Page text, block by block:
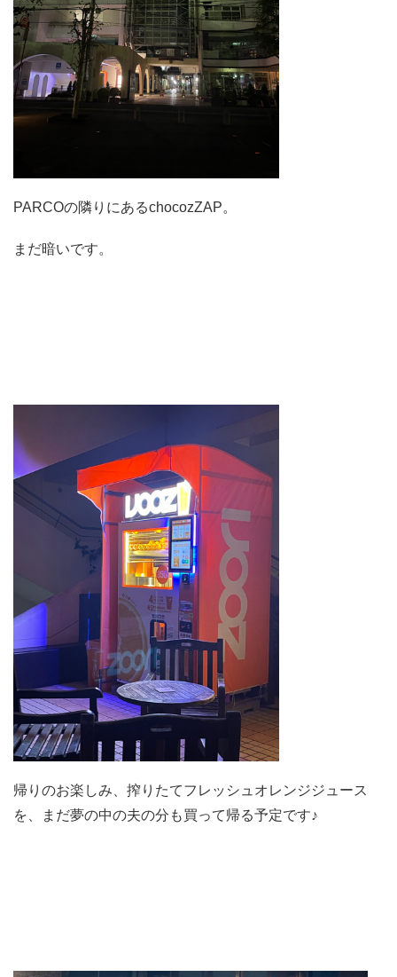
PARCOの隣りにあるchocozZAP。
まだ暗いです。
帰りのお楽しみ、搾りたてフレッシュオレンジジュース
を、まだ夢の中の夫の分も買って帰る予定です♪